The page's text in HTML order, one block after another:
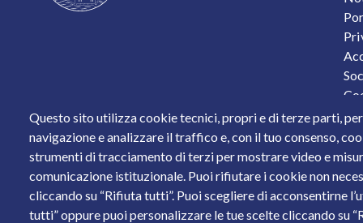
Questo sito utilizza cookie tecnici, propri e di terze parti,
navigazione e analizzare il traffico e, con il tuo consenso,
strumenti di tracciamento di terzi per mostrare video e
comunicazione istituzionale. Puoi rifiutare i cookie non
cliccando su “Rifiuta tutti”. Puoi scegliere di acconsentirne
tutti” oppure puoi personalizzare le tue scelte cliccando su
Piazza del Mercato, 15 - 25121 Brescia
Tel. +39 030 2988.1 PEC: ammcentr@cert.unibs.it
Partita IVA: 01773710171 Codice Fiscale: